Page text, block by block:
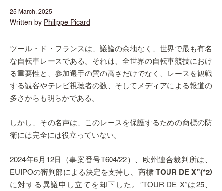
25 March, 2025
Written by Philippe Picard
ツール・ド・フランスは、議論の余地なく、世界で最も有名
な自転車レースである。それは、全世界の自転車競技におけ
る重要性と、参加選手の質の高さだけでなく、レースを観戦
する観客やテレビ視聴者の数、そしてメディアによる報道の
多さからも明らかである。
しかし、その名声は、このレースを保護するための商標の防
衛には完全には役立っていない。
2024年6月12日（事案番号T604/22）、欧州連合裁判所は、
EUIPOの審判部による決定を支持し、商標“TOUR DE X”(*2)
に対する異議申し立てを却下した。”TOUR DE X”は25、